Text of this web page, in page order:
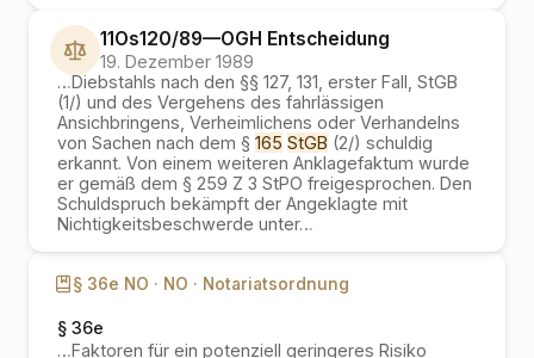
11Os120/89—OGH Entscheidung
19. Dezember 1989
…Diebstahls nach den §§ 127, 131, erster Fall, StGB
(1/) und des Vergehens des fahrlässigen
Ansichbringens, Verheimlichens oder Verhandelns
von Sachen nach dem § 165 StGB (2/) schuldig
erkannt. Von einem weiteren Anklagefaktum wurde
er gemäß dem § 259 Z 3 StPO freigesprochen. Den
Schuldspruch bekämpft der Angeklagte mit
Nichtigkeitsbeschwerde unter…
§ 36e NO · NO · Notariatsordnung
§ 36e
…Faktoren für ein potenziell geringeres Risiko